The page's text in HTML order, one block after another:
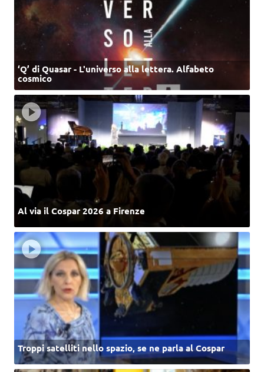
‘Q’ di Quasar - L'universo alla lettera. Alfabeto
cosmico
Al via il Cospar 2026 a Firenze
Troppi satelliti nello spazio, se ne parla al Cospar